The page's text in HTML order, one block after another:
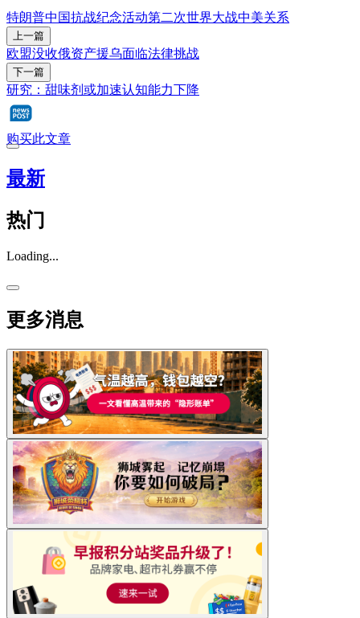
特朗普中国抗战纪念活动第二次世界大战中美关系
上一篇
欧盟没收俄资产援乌面临法律挑战
下一篇
研究：甜味剂或加速认知能力下降
购买此文章
最新
热门
Loading...
更多消息